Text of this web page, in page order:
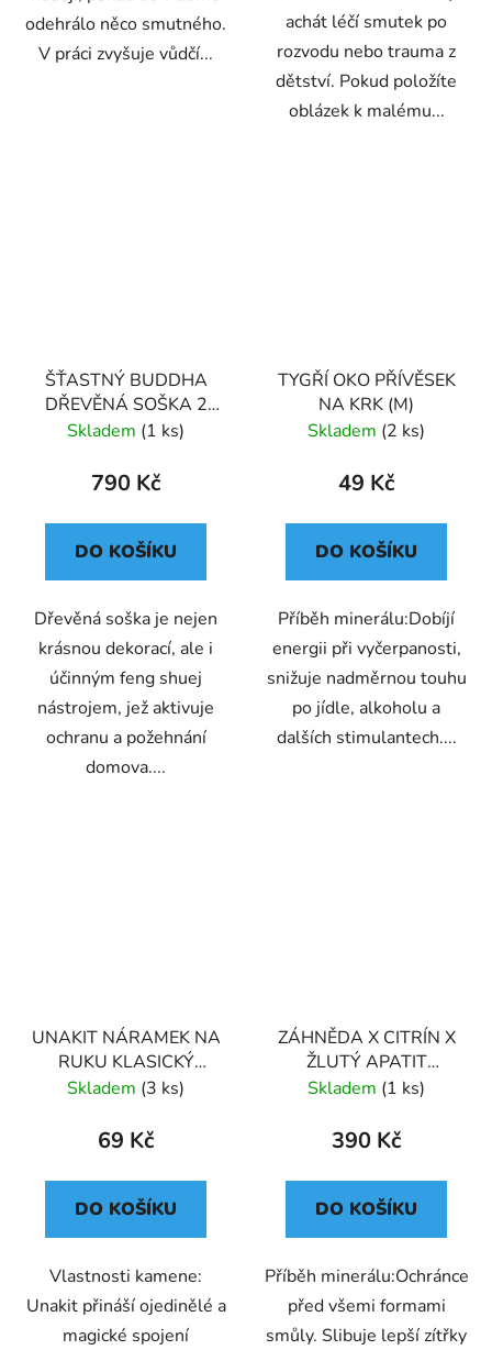
odehrálo něco smutného.
V práci zvyšuje vůdčí...
achát léčí smutek po
rozvodu nebo trauma z
dětství. Pokud položíte
oblázek k malému...
ŠŤASTNÝ BUDDHA
DŘEVĚNÁ SOŠKA 2
(XL) 17cm 704g
Skladem (1 ks)
790 Kč
DO KOŠÍKU
Dřevěná soška je nejen
krásnou dekorací, ale i
účinným feng shuej
nástrojem, jež aktivuje
ochranu a požehnání
domova....
TYGŘÍ OKO PŘÍVĚSEK
NA KRK (M)
Skladem (2 ks)
49 Kč
DO KOŠÍKU
Příběh minerálu:Dobíjí
energii při vyčerpanosti,
snižuje nadměrnou touhu
po jídle, alkoholu a
dalších stimulantech....
UNAKIT NÁRAMEK NA
RUKU KLASICKÝ
(UNISEX)
Skladem (3 ks)
69 Kč
DO KOŠÍKU
Vlastnosti kamene:
Unakit přináší ojedinělé a
magické spojení
ZÁHNĚDA X CITRÍN X
ŽLUTÝ APATIT
NÁRAMEK S
Skladem (1 ks)
390 Kč
DO KOŠÍKU
Příběh minerálu:Ochránce
před všemi formami
smůly. Slibuje lepší zítřky